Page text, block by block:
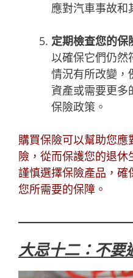
應對汽車事故和
定期檢查您的保
以確保它們仍然
情況有所改變，
資產或需要更多
保險政策。
購買保險可以幫助您
險，從而保護您的退
謹慎選擇保險產品，確
您所需要的保障。
大忌十二：不要